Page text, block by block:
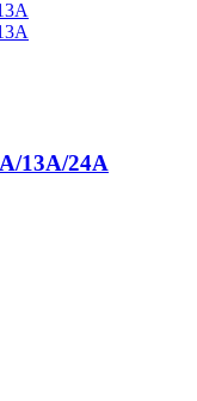
13A/24A